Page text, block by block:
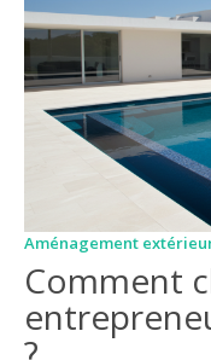
DOSSIER
JARDIN
CONSEILS ET
ASTUCES
ENTRETIEN
PISCINE
ENTRETIEN
Aménagement
Comment